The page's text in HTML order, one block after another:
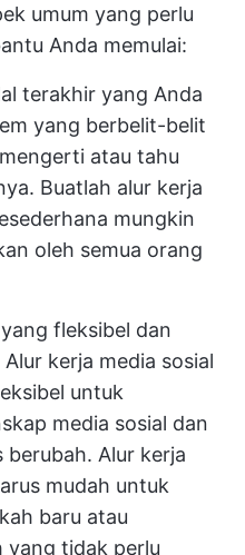
umum yang perlu
Anda memulai:
terakhir yang Anda
yang berbelit-belit
atau tahu
Buatlah alur kerja
mungkin
oleh semua orang
fleksibel dan
kerja media sosial
untuk
media sosial dan
Alur kerja
mudah untuk
baru atau
yang tidak perlu